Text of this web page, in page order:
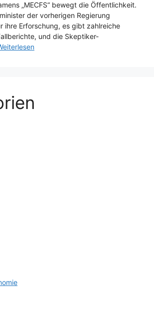
„MECFS“ bewegt die Öffentlichkeit.
der vorherigen Regierung
ihre Erforschung, es gibt zahlreiche
und die Skeptiker-